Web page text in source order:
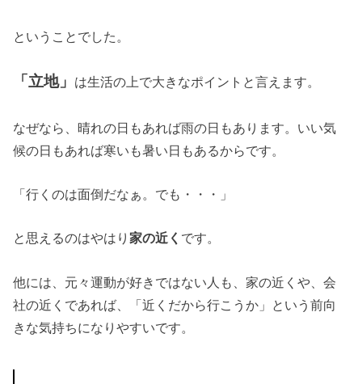
ということでした。
「立地」 は生活の上で大きなポイントと言えます。
なぜなら、晴れの日もあれば雨の日もあります。いい気
候の日もあれば寒いも暑い日もあるからです。
「行くのは面倒だなぁ。でも・・・」
と思えるのはやはり家の近く です。
他には、元々運動が好きではない人も、家の近くや、会
社の近くであれば、「近くだから行こうか」という前向
きな気持ちになりやすいです。